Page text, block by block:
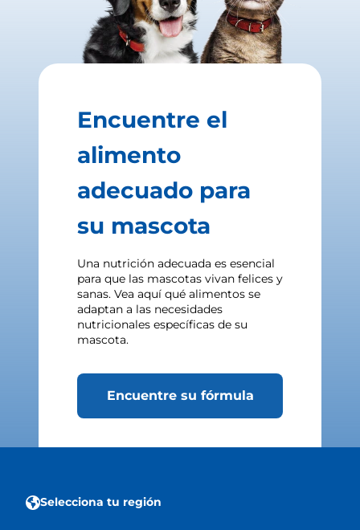
Encuentre el
alimento
adecuado para
su mascota
Una nutrición adecuada es esencial
para que las mascotas vivan felices y
sanas. Vea aquí qué alimentos se
adaptan a las necesidades
nutricionales específicas de su
mascota.
Encuentre su fórmula
Selecciona tu región